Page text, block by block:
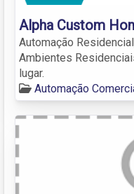
Alpha Custom
Automação
Ambientes
lugar.
Automação